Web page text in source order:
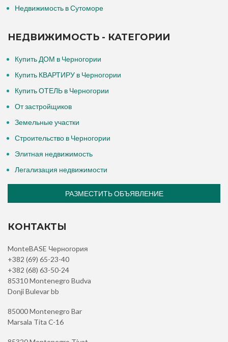
Недвижимость в Сутоморе
НЕДВИЖИМОСТЬ - КАТЕГОРИИ
Купить ДОМ в Черногории
Купить КВАРТИРУ в Черногории
Купить ОТЕЛЬ в Черногории
От застройщиков
Земельные участки
Строительство в Черногории
Элитная недвижимость
Легализация недвижимости
РАЗМЕСТИТЬ ОБЪЯВЛЕНИЕ
КОНТАКТЫ
MonteBASE Черногория
+382 (69) 65-23-40
+382 (68) 63-50-24
85310 Montenegro Budva
Donji Bulevar bb
85000 Montenegro Bar
Marsala Tita C-16